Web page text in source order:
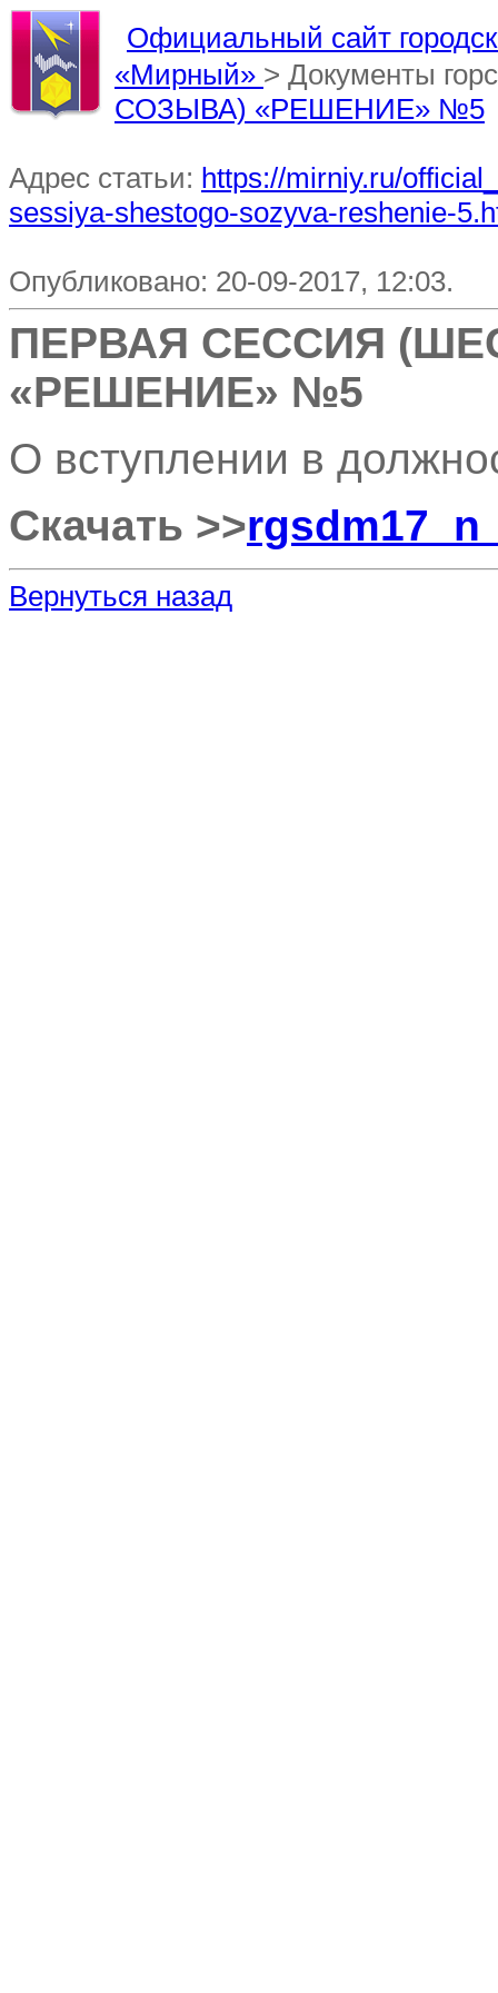
Официальный сайт
«Мирный» > Документы
СОЗЫВА) «РЕШЕНИЕ» №5
Адрес статьи: https://mirniy.ru/
sessiya-shestogo-sozyva-reshenie-
Опубликовано: 20-09-2017, 12:03.
ПЕРВАЯ СЕССИЯ
«РЕШЕНИЕ» №5
О вступлении в
Скачать >>
Вернуться назад